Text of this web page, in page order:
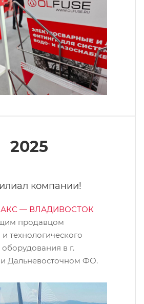
2025
компании!
— ВЛАДИВОСТОК
продавцом
технологического
в г.
Дальневосточном ФО.